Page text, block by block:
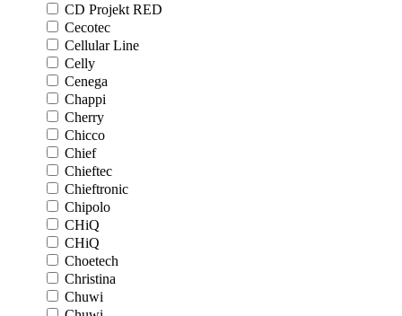
CD Projekt RED
Cecotec
Cellular Line
Celly
Cenega
Chappi
Cherry
Chicco
Chief
Chieftec
Chieftronic
Chipolo
CHiQ
CHiQ
Choetech
Christina
Chuwi